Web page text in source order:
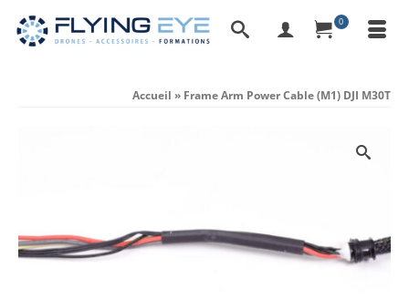
0
Accueil » Frame Arm Power Cable (M1) DJI M30T